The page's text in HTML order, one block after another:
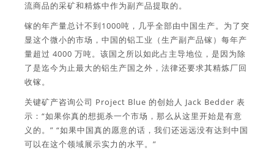
流商品的采矿和精炼中作为副产品提取的。
镓的年产量总计不到1000吨，几乎全部由中国生产。为了突
显这个微小的市场，中国的铝工业（生产副产品镓）每年产
量超过 4000 万吨。该国之所以如此占主导地位，是因为除
了是迄今为止最大的铝生产国之外，法律还要求其精炼厂回
收镓。
关键矿产咨询公司 Project Blue 的创始人 Jack Bedder 表
示：“如果你真的想扼杀一个市场，那么从这里开始是有意
义的。” “如果中国真的愿意的话，我们还远远没有达到中国
可以在这个领域展示实力的水平。”